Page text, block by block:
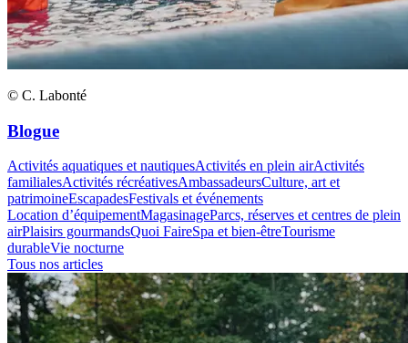
© C. Labonté
Blogue
Activités aquatiques et nautiquesActivités en plein airActivités
familialesActivités récréativesAmbassadeursCulture, art et
patrimoineEscapadesFestivals et événements
Location d’équipementMagasinageParcs, réserves et centres de plein
airPlaisirs gourmandsQuoi FaireSpa et bien-êtreTourisme
durableVie nocturne
Tous nos articles